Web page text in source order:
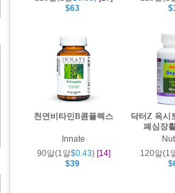
$63
천연비타민B콤플렉스
Innate
90알(1알$0.43) [14]
$39
닥터Z 옥시
폐심장
120알(1